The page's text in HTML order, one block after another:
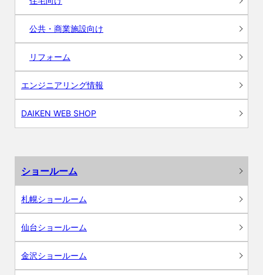
公共・商業施設向け
リフォーム
エンジニアリング情報
DAIKEN WEB SHOP
ショールーム
札幌ショールーム
仙台ショールーム
金沢ショールーム